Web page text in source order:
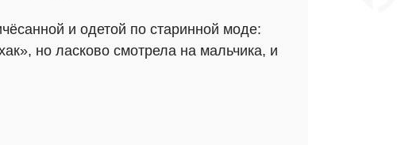
и одетой по старинной моде:
но ласково смотрела на мальчика, и